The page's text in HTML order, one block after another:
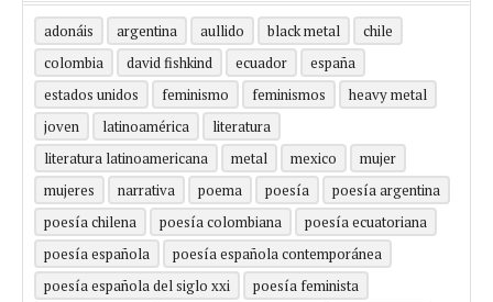
adonáis argentina aullido black metal
chile
colombia
david fishkind ecuador
españa
estados unidos
feminismo feminismos
heavy metal
joven
latinoamérica
literatura
literatura latinoamericana
metal mexico
mujer
mujeres
narrativa poema poesía
poesía argentina
poesía chilena
poesía colombiana
poesía ecuatoriana
poesía española
poesía española contemporánea
poesía española del siglo xxi
poesía feminista